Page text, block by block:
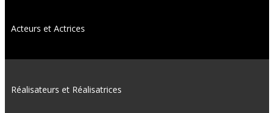
Acteurs et Actrices
Réalisateurs et Réalisatrices